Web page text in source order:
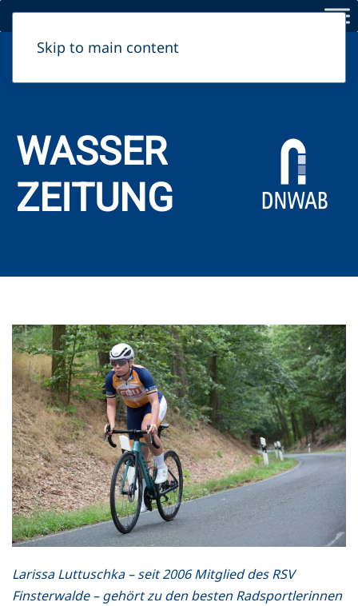
Skip to main content
Herausgeber:
WASSER
ZEITUNG
Larissa Luttuschka – seit 2006 Mitglied des RSV
Finsterwalde – gehört zu den besten Radsportlerinnen